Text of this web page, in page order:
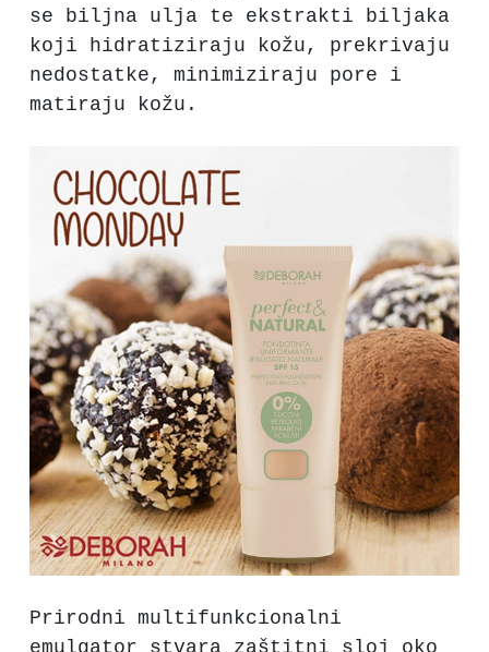
se biljna ulja te ekstrakti biljaka
koji hidratiziraju kožu, prekrivaju
nedostatke, minimiziraju pore i
matiraju kožu.
Prirodni multifunkcionalni